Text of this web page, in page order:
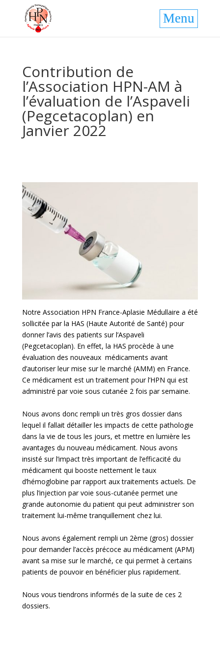
Contribution de
l’Association HPN-AM à
l’évaluation de l’Aspaveli
(Pegcetacoplan) en
Janvier 2022
Notre Association HPN France-Aplasie Médullaire a été
sollicitée par la HAS (Haute Autorité de Santé) pour
donner l’avis des patients sur l’Aspaveli
(Pegcetacoplan). En effet, la HAS procède à une
évaluation des nouveaux médicaments avant
d’autoriser leur mise sur le marché (AMM) en France.
Ce médicament est un traitement pour l’HPN qui est
administré par voie sous cutanée 2 fois par semaine.
Nous avons donc rempli un très gros dossier dans
lequel il fallait détailler les impacts de cette pathologie
dans la vie de tous les jours, et mettre en lumière les
avantages du nouveau médicament. Nous avons
insisté sur l’impact très important de l’efficacité du
médicament qui booste nettement le taux
d’hémoglobine par rapport aux traitements actuels. De
plus l’injection par voie sous-cutanée permet une
grande autonomie du patient qui peut administrer son
traitement lui-même tranquillement chez lui.
Nous avons également rempli un 2ème (gros) dossier
pour demander l’accès précoce au médicament (APM)
avant sa mise sur le marché, ce qui permet à certains
patients de pouvoir en bénéficier plus rapidement.
Nous vous tiendrons informés de la suite de ces 2
dossiers.